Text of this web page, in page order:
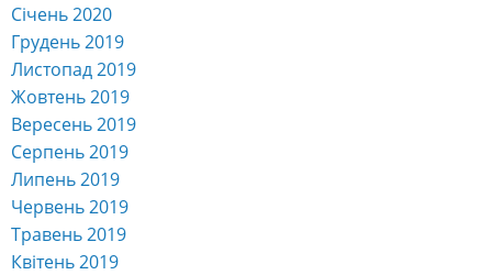
Січень 2020
Грудень 2019
Листопад 2019
Жовтень 2019
Вересень 2019
Серпень 2019
Липень 2019
Червень 2019
Травень 2019
Квітень 2019